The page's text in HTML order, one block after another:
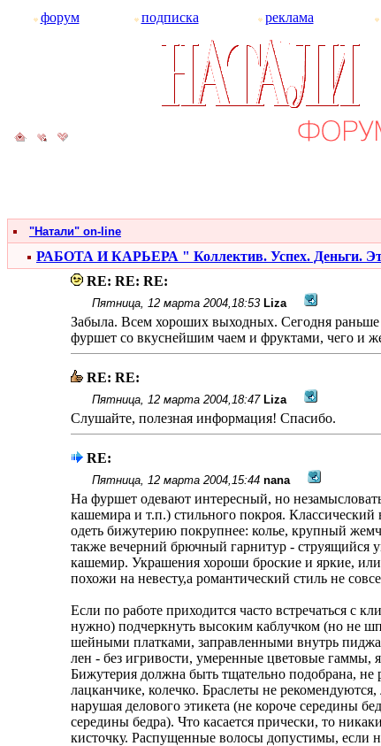
форум подписка реклама
"Натали" on-line
РАБОТА И КАРЬЕРА " Коллектив. Успех. Деньги.
RE: RE: RE:
Пятница, 12 марта 2004,18:53 Liza
Забыла. Всем хороших выходных. Сегодня
фуршет со вкуснейшим чаем и фруктами, чего и
RE: RE:
Пятница, 12 марта 2004,18:47 Liza
Слушайте, полезная информация! Спасибо.
RE:
Пятница, 12 марта 2004,15:44 nana
На фуршет одевают интересный, но
кашемира и т.п.) стильного покроя.
одеть бижутерию покрупнее: колье, крупный
также вечерний брючный гарнитур - струящийся
кашемир. Украшения хороши броские и яркие,
похожи на невесту,а романтический стиль не
Если по работе приходится часто встречаться с
нужно) подчеркнуть высоким каблучком (но не
шейными платками, заправленными внутрь
лен - без игривости, умеренные цветовые гаммы,
Бижутерия должна быть тщательно подобрана, не
лацканчике, колечко. Браслеты не
нарушая делового этикета (не короче середины
середины бедра). Что касается прически, то
кисточку. Распущенные волосы допустимы, если